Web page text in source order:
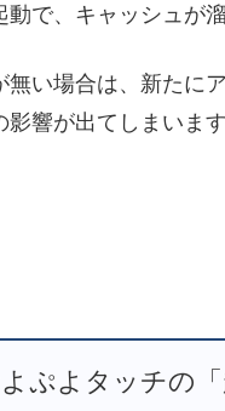
動で、キャッシュが
無い場合は、新たに
響が出てしまいます
ぷよタッチの